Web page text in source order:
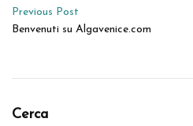
Previous Post
Benvenuti su Algavenice.com
Cerca